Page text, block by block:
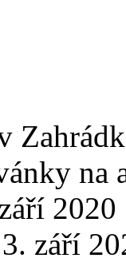
na
2020
září